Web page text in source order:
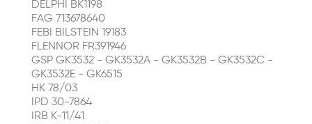
DELPHI BK1198
FAG 713678640
FEBI BILSTEIN 19183
FLENNOR FR391946
GSP GK3532 - GK3532A - GK3532B - GK3532C -
GK3532E - GK6515
HK 78/03
IPD 30-7864
IRB K-11/41